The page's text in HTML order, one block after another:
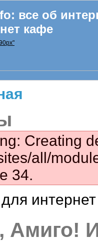
все об
кафе
Creating
all/
34.
Амиго!